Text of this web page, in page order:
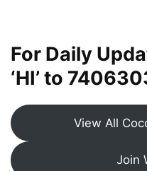
For Daily
‘HI’ to
View All
Join